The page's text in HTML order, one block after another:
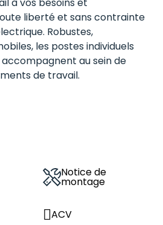
à vos besoins et
liberté et sans contrainte
Robustes,
les postes individuels
accompagnent au sein de
de travail.
Notice de
montage
ACV